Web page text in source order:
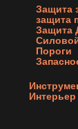
Защита
защита
Защита
Пороги
Интерьер